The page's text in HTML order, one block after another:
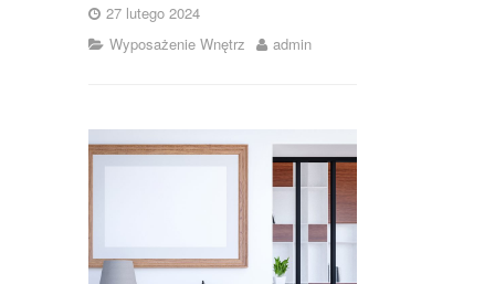
27 lutego 2024
Wyposażenie Wnętrz
admin